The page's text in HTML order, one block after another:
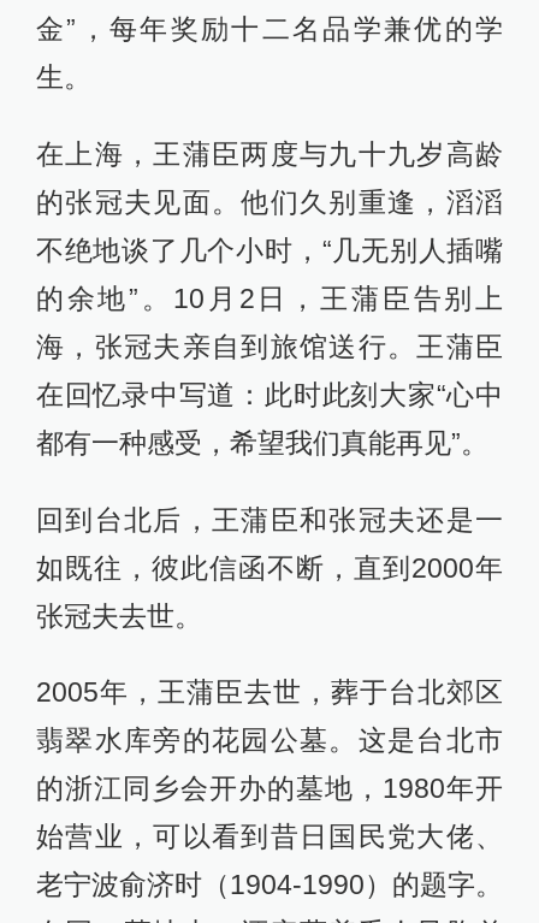
金”，每年奖励十二名品学兼优的学
生。
在上海，王蒲臣两度与九十九岁高龄
的张冠夫见面。他们久别重逢，滔滔
不绝地谈了几个小时，“几无别人插嘴
的余地”。10月2日，王蒲臣告别上
海，张冠夫亲自到旅馆送行。王蒲臣
在回忆录中写道：此时此刻大家“心中
都有一种感受，希望我们真能再见”。
回到台北后，王蒲臣和张冠夫还是一
如既往，彼此信函不断，直到2000年
张冠夫去世。
2005年，王蒲臣去世，葬于台北郊区
翡翠水库旁的花园公墓。这是台北市
的浙江同乡会开办的墓地，1980年开
始营业，可以看到昔日国民党大佬、
老宁波俞济时（1904-1990）的题字。